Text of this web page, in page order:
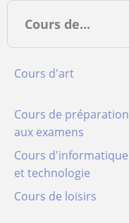
Cours de...
Cours d'art
Cours de préparation
aux examens
Cours d'informatique
et technologie
Cours de loisirs